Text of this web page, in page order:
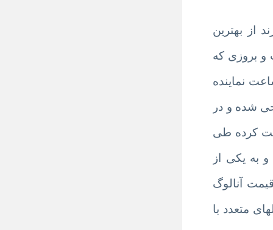
از بهترین
و بروزی که
نماینده
شده و در
شروع به فعالیت کرده طی
به یکی از
آنالوگ
متعدد با